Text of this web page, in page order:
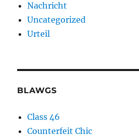
Nachricht
Uncategorized
Urteil
BLAWGS
Class 46
Counterfeit Chic